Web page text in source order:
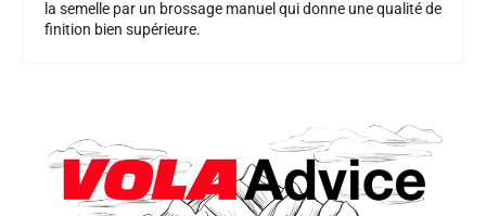
la semelle par un brossage manuel qui donne une qualité de
finition bien supérieure.